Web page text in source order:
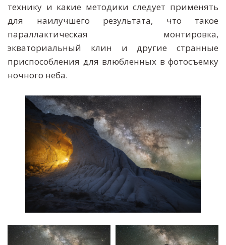
технику и какие методики следует применять
для наилучшего результата, что такое
параллактическая монтировка,
экваториальный клин и другие странные
приспособления для влюбленных в фотосъемку
ночного неба.